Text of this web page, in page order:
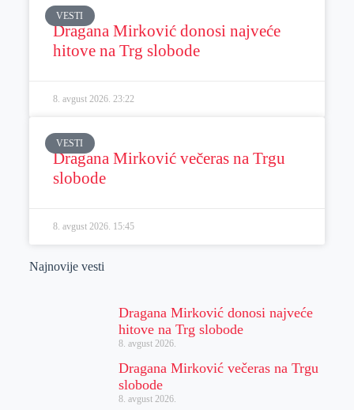
VESTI
Dragana Mirković donosi najveće
hitove na Trg slobode
8. avgust 2026. 23:22
VESTI
Dragana Mirković večeras na Trgu
slobode
8. avgust 2026. 15:45
Najnovije vesti
Dragana Mirković donosi najveće
hitove na Trg slobode
8. avgust 2026.
Dragana Mirković večeras na Trgu
slobode
8. avgust 2026.